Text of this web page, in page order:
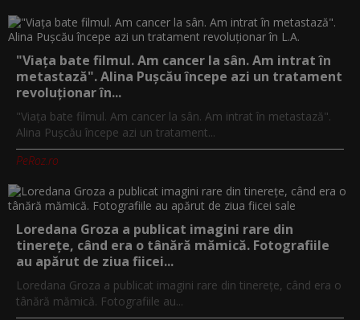
"Viața bate filmul. Am cancer la sân. Am intrat în
metastază". Alina Pușcău începe azi un tratament
revoluționar în...
"Viața bate filmul. Am cancer la sân. Am intrat în metastază".
Alina Pușcău începe azi un tratament...
PeRoz.ro
Loredana Groza a publicat imagini rare din
tinerețe, când era o tânără mămică. Fotografiile
au apărut de ziua fiicei...
Loredana Groza a publicat imagini rare din tinerețe, când era o
tânără mămică. Fotografiile au...